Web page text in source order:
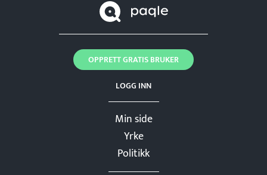
Min side
Yrke
Politikk
LOGG INN
OPPRETT GRATIS BRUKER